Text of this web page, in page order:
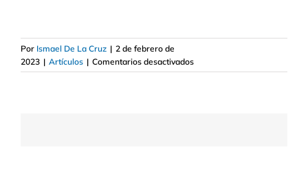
Por Ismael De La Cruz | 2 de febrero de
2023 | Artículos | Comentarios desactivadosen
Cómo